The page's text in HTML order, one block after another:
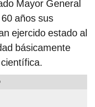
Mayor General
años sus
ejercido estado al
básicamente